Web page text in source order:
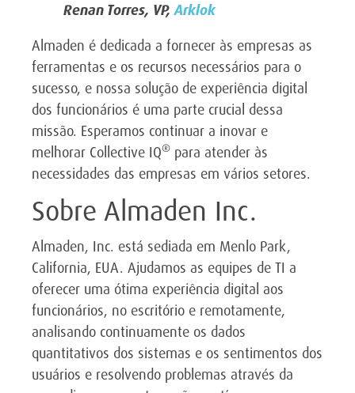
Renan Torres, VP,Arklok
Almaden é dedicada a fornecer às empresas as
ferramentas e os recursos necessários para o
sucesso, e nossa solução de experiência digital
dos funcionários é uma parte crucial dessa
missão. Esperamos continuar a inovar e
melhorar Collective IQ® para atender às
necessidades das empresas em vários setores.
Sobre Almaden Inc.
Almaden, Inc. está sediada em Menlo Park,
California, EUA. Ajudamos as equipes de TI a
oferecer uma ótima experiência digital aos
funcionários, no escritório e remotamente,
analisando continuamente os dados
quantitativos dos sistemas e os sentimentos dos
usuários e resolvendo problemas através da